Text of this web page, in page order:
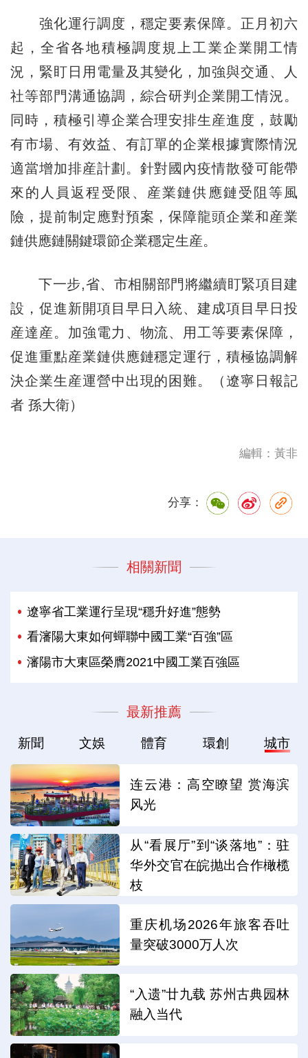
強化運行調度，穩定要素保障。正月初六
起，全省各地積極調度規上工業企業開工情
況，緊盯日用電量及其變化，加強與交通、人
社等部門溝通協調，綜合研判企業開工情況。
同時，積極引導企業合理安排生産進度，鼓勵
有市場、有效益、有訂單的企業根據實際情況
適當增加排産計劃。針對國內疫情散發可能帶
來的人員返程受限、産業鏈供應鏈受阻等風
險，提前制定應對預案，保障龍頭企業和産業
鏈供應鏈關鍵環節企業穩定生産。
下一步,省、市相關部門將繼續盯緊項目建
設，促進新開項目早日入統、建成項目早日投
産達産。加強電力、物流、用工等要素保障，
促進重點産業鏈供應鏈穩定運行，積極協調解
決企業生産運營中出現的困難。（遼寧日報記
者 孫大衛）
編輯：黃非
分享：
相關新聞
遼寧省工業運行呈現“穩升好進”態勢
看瀋陽大東如何蟬聯中國工業“百強”區
瀋陽市大東區榮膺2021中國工業百強區
最新推薦
新聞 文娛 體育 環創 城市
连云港：高空瞭望 赏海滨
风光
从“看展厅”到“谈落地”：驻
华外交官在皖抛出合作橄榄
枝
重庆机场2026年旅客吞吐
量突破3000万人次
“入遗”廿九载 苏州古典园林
融入当代